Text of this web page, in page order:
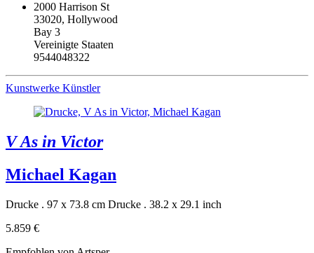
2000 Harrison St
33020, Hollywood
Bay 3
Vereinigte Staaten
9544048322
Kunstwerke Künstler
V As in Victor
Michael Kagan
Drucke . 97 x 73.8 cm Drucke . 38.2 x 29.1 inch
5.859 €